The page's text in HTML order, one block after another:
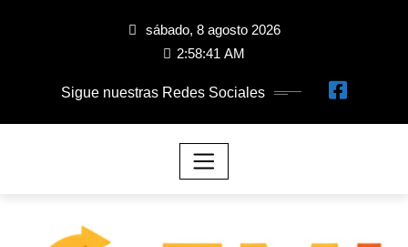
sábado, 8 agosto 2026
2:58:42 AM
Sigue nuestras Redes Sociales